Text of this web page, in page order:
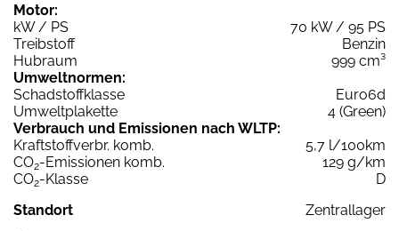
Motor:
kW / PS
70 kW / 95 PS
Treibstoff
Benzin
Hubraum
999 cm³
Umweltnormen:
Schadstoffklasse
Euro6d
Umweltplakette
4 (Green)
Verbrauch und Emissionen nach WLTP:
Kraftstoffverbr. komb.
5,7 l/100km
CO2-Emissionen komb.
129 g/km
CO2-Klasse
D
Standort
Zentrallager